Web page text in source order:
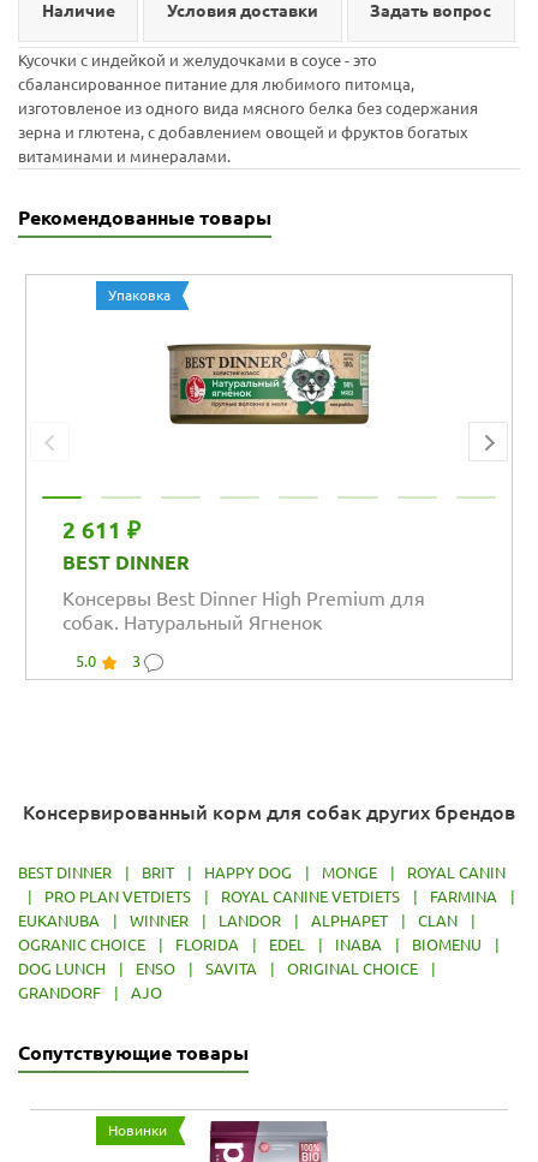
Наличие Условия доставки Задать вопрос
Кусочки с индейкой и желудочками в соусе - это
сбалансированное питание для любимого питомца,
изготовленое из одного вида мясного белка без содержания
зерна и глютена, с добавлением овощей и фруктов богатых
витаминами и минералами.
Рекомендованные товары
Упаковка
2 611 ₽
BEST DINNER
Консервы Best Dinner High Premium для
собак. Натуральный Ягненок
5.0 3
Консервированный корм для собак других брендов
BEST DINNER BRIT HAPPY DOG MONGE
ROYAL CANIN
PRO PLAN VETDIETS ROYAL CANINE VETDIETS FARMINA
EUKANUBA
WINNER LANDOR ALPHAPET CLAN
OGRANIC CHOICE
FLORIDA EDEL INABA BIOMENU
DOG LUNCH
ENSO SAVITA ORIGINAL CHOICE
GRANDORF
AJO
Сопутствующие товары
Новинки